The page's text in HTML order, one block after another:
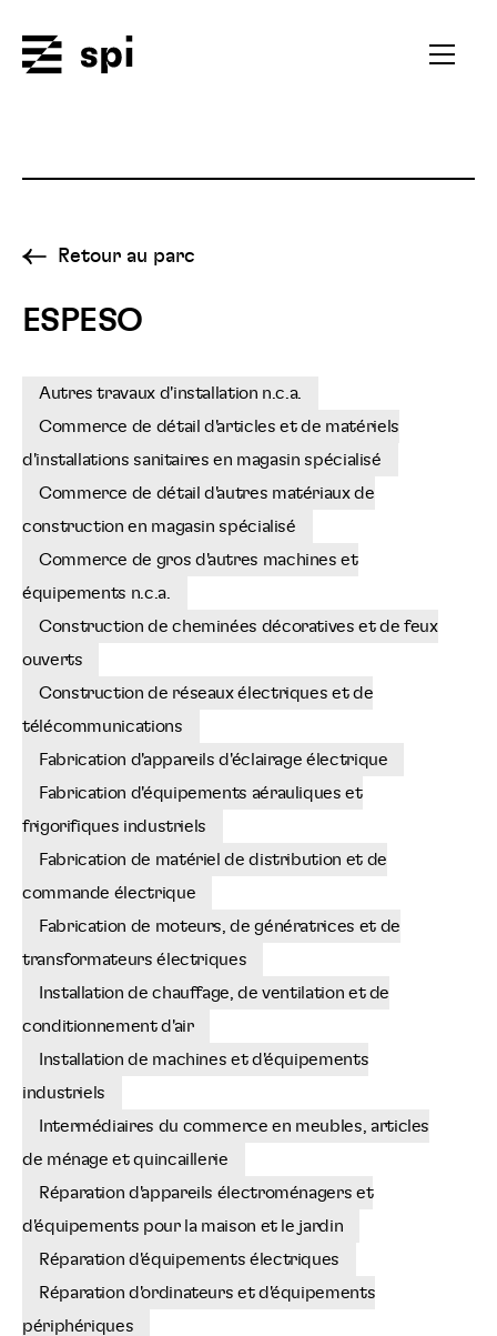
Ouvrir
Retour au parc
ESPESO
Autres travaux d'installation n.c.a.
Commerce de détail d'articles et de matériels
d'installations sanitaires en magasin spécialisé
Commerce de détail d'autres matériaux de
construction en magasin spécialisé
Commerce de gros d'autres machines et
équipements n.c.a.
Construction de cheminées décoratives et de feux
ouverts
Construction de réseaux électriques et de
télécommunications
Fabrication d'appareils d'éclairage électrique
Fabrication d'équipements aérauliques et
frigorifiques industriels
Fabrication de matériel de distribution et de
commande électrique
Fabrication de moteurs, de génératrices et de
transformateurs électriques
Installation de chauffage, de ventilation et de
conditionnement d'air
Installation de machines et d'équipements
industriels
Intermédiaires du commerce en meubles, articles
de ménage et quincaillerie
Réparation d'appareils électroménagers et
d'équipements pour la maison et le jardin
Réparation d'équipements électriques
Réparation d'ordinateurs et d'équipements
périphériques